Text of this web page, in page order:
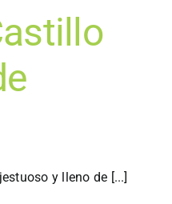
y lleno de [...]